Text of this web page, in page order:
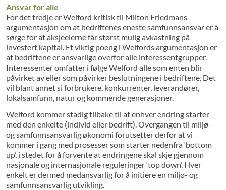
Ansvar for alle
For det tredje er Welford kritisk til Milton Friedmans
argumentasjon om at bedriftenes eneste samfunnsansvar er å
sørge for at aksjeeierne får størst mulig avkastning på
investert kapital. Et viktig poeng i Welfords argumentasjon er
at bedriftene er ansvarlige overfor alle interessentgrupper.
Interessenter omfatter i følge Welford alle som enten blir
påvirket av eller som påvirker beslutningene i bedriftene. Det
vil blant annet si forbrukere, konkurrenter, leverandører,
lokalsamfunn, natur og kommende generasjoner.
Welford kommer stadig tilbake til at enhver endring starter
med den enkelte (individ eller bedrift). Overgangen til miljø-
og samfunnsansvarlig økonomi forutsetter derfor at vi
kommer i gang med prosesser som starter nedenfra ‘bottom
up’, i stedet for å forvente at endringene skal skje gjennom
nasjonale og internasjonale reguleringer ‘top down’. Hver
enkelt er dermed medansvarlig for å initiere en miljø- og
samfunnsansvarlig utvikling.